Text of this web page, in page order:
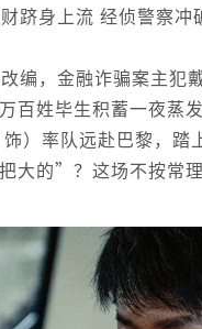
跻身上流 经侦警察冲
编，金融诈骗案主
百姓毕生积蓄一夜
）率队远赴巴黎，
大的”？这场不按常